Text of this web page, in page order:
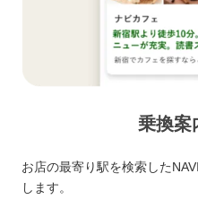
乗換案
お店の最寄り駅を検索した
します。